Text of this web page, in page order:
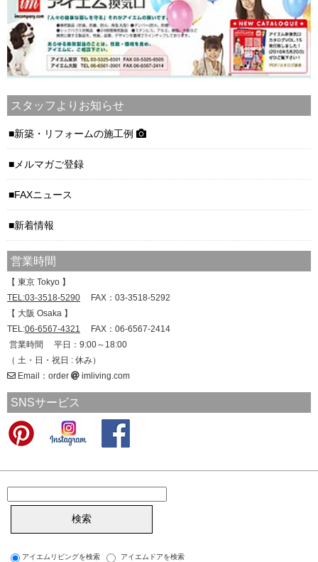
スタッフよりお知らせ
新築・リフォームの施工例
メルマガご登録
FAXニュース
新着情報
営業時間
【 東京 Tokyo 】
TEL:03-3518-5290 FAX：03-3518-5292
【 大阪 Osaka 】
TEL:06-6567-4321 FAX：06-6567-2414
営業時間 平日：9:00～18:00
（ 土・日・祝日 : 休み）
Email：order
imliving.com
SNSサービス
アイエムリビングを検索 アイエムドアを検索